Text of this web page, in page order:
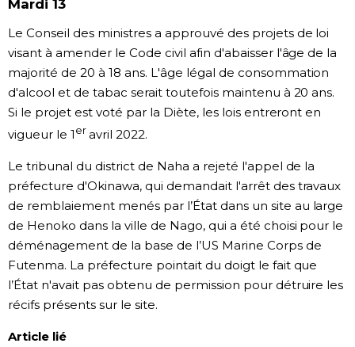
Mardi 13
Le Conseil des ministres a approuvé des projets de loi
visant à amender le Code civil afin d'abaisser l'âge de la
majorité de 20 à 18 ans. L'âge légal de consommation
d'alcool et de tabac serait toutefois maintenu à 20 ans.
Si le projet est voté par la Diète, les lois entreront en
vigueur le 1 er avril 2022.
Le tribunal du district de Naha a rejeté l'appel de la
préfecture d'Okinawa, qui demandait l'arrêt des travaux
de remblaiement menés par l’État dans un site au large
de Henoko dans la ville de Nago, qui a été choisi pour le
déménagement de la base de l’US Marine Corps de
Futenma. La préfecture pointait du doigt le fait que
l’État n'avait pas obtenu de permission pour détruire les
récifs présents sur le site.
Article lié